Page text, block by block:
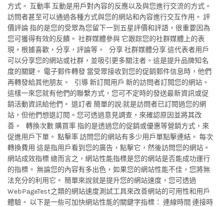
方式。 互動率 互動是用戶對內容的反應以及與您進行交流的方式。
訪問者甚至可以通過各種方式與您的網站和內容進行交互作用。 評
價評論 指的是您的受眾為您留下一到五星評價和評語，很重要因為
您可獲得有效的反饋。 社群媒體參與 它跟踪您的社群媒體上的表
現。根據喜歡，分享，評論等。 分享 社群媒體分享 這代表者用戶
可以分享您的網站或社群，並吸引更多關注者。這是提升品牌知名
度的關鍵。 電子郵件轉發 當受眾接收到您的促銷郵件信息時，他們
再轉發給其他朋友。 引導 新訂閱用戶 新的訪問者訂閱您的網站。
這樣一來您就有他們的聯繫方式，您可不定時的發送最新資訊或促
銷活動資訊給他們。 退訂者 簡單的說:就是訪問者已訂閱過您的網
站，但他們想退訂閱。您可透過意見調查，來確認原因並將其改
善。 轉換次數 購買率 指的是透過您的促銷或優惠等營銷方式，來
促進用戶下單。 點擊率 訪問您的網站有多少用戶單點擊連結。 每次
轉換費用 這是指用戶看到您的廣告，點擊它，然後訪問您的網站。
網站成效指標 總而言之，網站性能指標是您的網站是否能成功運行
的指標。 無論您的內容有多出色，如果您的網站性能不佳，您將無
法充分的利用它。 簡單來說就是提升您的網站速度，您可透過
WebPageTest之類的網站速度測試工具來改善網站的可用性和用戶
體驗。 以下是一些可加快網站性能的關鍵字指標： 連線時間 連接時